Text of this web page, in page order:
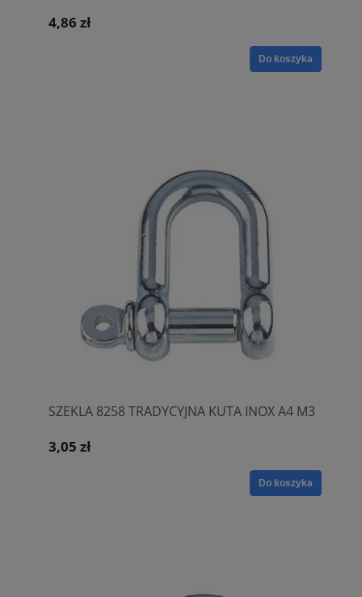
4,86 zł
Do koszyka
SZEKLA 8258 TRADYCYJNA KUTA INOX A4 M3
3,05 zł
Do koszyka